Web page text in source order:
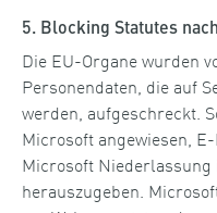
5. Blocking Statutes
Die EU-Organe wurden
Personendaten, die auf
werden, aufgeschreckt.
Microsoft angewiesen,
Microsoft
herauszugeben.